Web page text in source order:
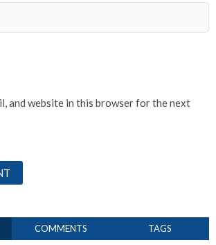
and website in this browser for the next
COMMENTS TAGS